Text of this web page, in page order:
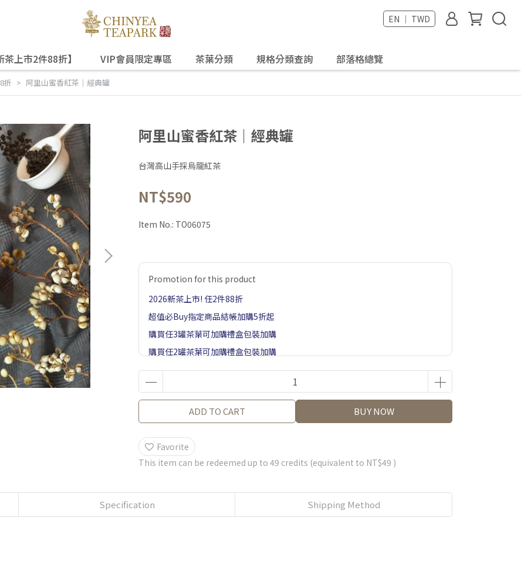
EN ｜ TWD
茶上市2件88折】 VIP會員限定專區 茶葉分類 規格分類查詢 部落格總覽
折 阿里山蜜香紅茶｜經典罐
阿里山蜜香紅茶｜經典罐
台灣高山手採烏龍紅茶
NT$590
Item No.: TO06075
Promotion for this product
2026新茶上市! 任2件88折
超值必Buy指定商品結帳加購5折起
購買任3罐茶葉可加購禮盒包裝加購
購買任2罐茶葉可加購禮盒包裝加購
本月滿額送
ADD TO CART BUY NOW
Favorite
This item can be redeemed up to 49 credits (equivalent to NT$49 )
Specification Shipping Method